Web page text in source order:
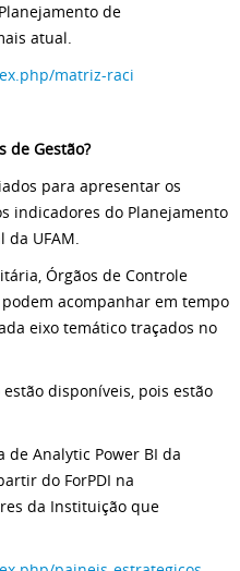
de
atual.
matriz-raci
de Gestão?
para apresentar os
indicadores do Planejamento
da UFAM.
Órgãos de Controle
acompanhar em tempo
eixo temático traçados no
disponíveis, pois estão
de Analytic Power BI da
do ForPDI na
da Instituição que